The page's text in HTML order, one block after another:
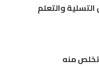
والتعلم
منه